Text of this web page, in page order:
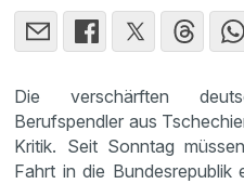
Die verschärften
Berufspendler aus
Kritik. Seit Sonntag
Fahrt in die Bundesrepublik